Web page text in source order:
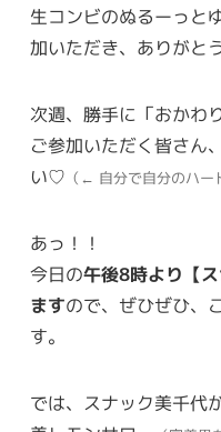
生コンビのぬるーっと
加いただき、ありがと
次週、勝手に「おかわ
ご参加いただく皆さん
い♡ （← 自分で自分のハー
あっ！！
今日の午後8時より【
ますので、ぜひぜひ、
す。
では、スナック美千代